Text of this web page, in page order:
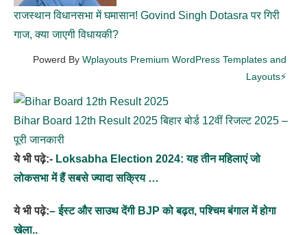
राजस्थान विधानसभा में घमासान! Govind Singh Dotasra पर गिरी
गाज, क्या जाएगी विधायकी?
Powerd By Wplayouts Premium WordPress Templates and
Layouts⚡
Bihar Board 12th Result 2025 बिहार बोर्ड 12वीं रिजल्ट 2025 –
पूरी जानकारी
ये भी पढ़े:- Loksabha Election 2024: यह तीन महिलाएं जो
लोकसभा में हैं सबसे ज्यादा सक्रिय …
ये भी पढ़े:– ईस्ट और साउथ देंगी BJP को बढ़त, पश्चिम बंगाल में होगा
खेला..